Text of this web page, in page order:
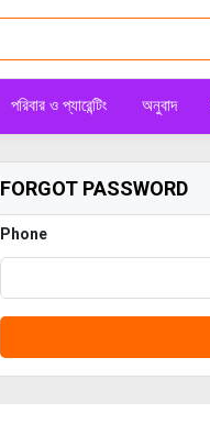
পরিবার ও প্যারেন্টিং অনুবাদ
FORGOT PASSWORD
Phone